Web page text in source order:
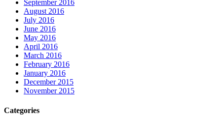
September 2016
August 2016
July 2016
June 2016
May 2016
April 2016
March 2016
February 2016
January 2016
December 2015
November 2015
Categories